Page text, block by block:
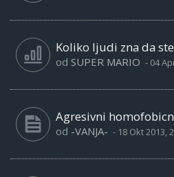
Koliko ljudi zna da
od SUPER MARIO - 04
Agresivni
od -VANJA- - 18 Okt 2013,